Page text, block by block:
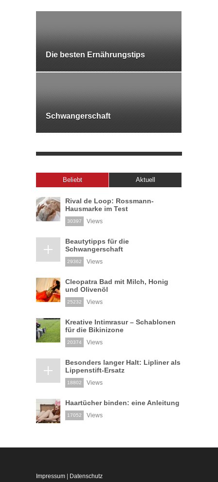
Die besten Ernährungstips
Schwangerschaft
Beliebt Aktuell
Rival de Loop: Rossmann-
Hausmarke im Test
30397 Views
Beautytipps für die
Schwangerschaft
29362 Views
Cleopatra Bad mit Milch, Honig
und Olivenöl
25232 Views
Kreative Intimrasur – Schablonen
für die Bikinizone
20374 Views
Besonders langer Halt: Lipliner als
Lippenstift-Ersatz
18802 Views
Haartücher binden: eine Anleitung
17052 Views
Impressum | Datenschutz